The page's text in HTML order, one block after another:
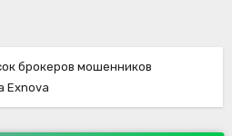
брокеров мошенников
Exnova